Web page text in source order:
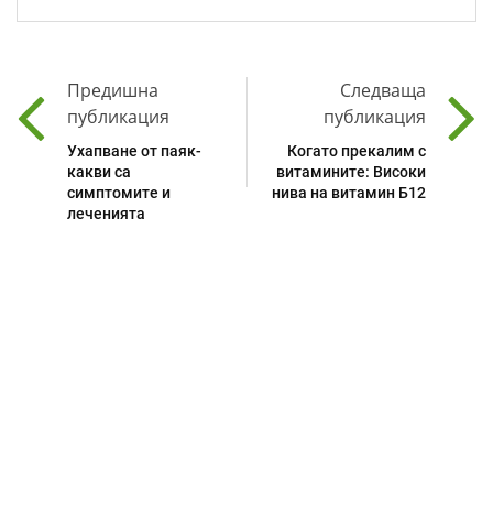
Предишна
публикация
Ухапване от паяк-
какви са
симптомите и
леченията
Следваща
публикация
Когато прекалим с
витамините: Високи
нива на витамин Б12